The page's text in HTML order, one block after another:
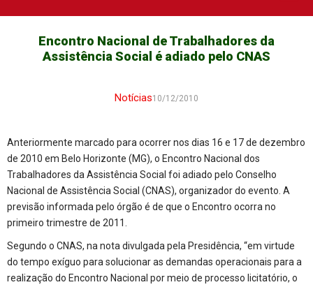
Encontro Nacional de Trabalhadores da
Assistência Social é adiado pelo CNAS
Notícias10/12/2010
Anteriormente marcado para ocorrer nos dias 16 e 17 de dezembro
de 2010 em Belo Horizonte (MG), o Encontro Nacional dos
Trabalhadores da Assistência Social foi adiado pelo Conselho
Nacional de Assistência Social (CNAS), organizador do evento. A
previsão informada pelo órgão é de que o Encontro ocorra no
primeiro trimestre de 2011.
Segundo o CNAS, na nota divulgada pela Presidência, “em virtude
do tempo exíguo para solucionar as demandas operacionais para a
realização do Encontro Nacional por meio de processo licitatório, o